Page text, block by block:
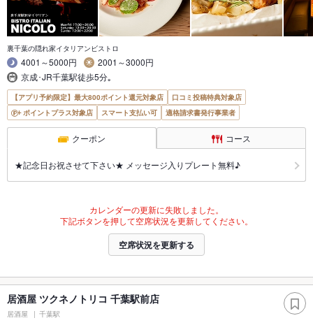
裏千葉の隠れ家イタリアンビストロ
4001～5000円
2001～3000円
京成･JR千葉駅徒歩5分｡
【アプリ予約限定】最大800ポイント還元対象店
口コミ投稿特典対象店
ポイントプラス対象店
スマート支払い可 適格請求書発行事業者
クーポン コース
★記念日お祝させて下さい★ メッセージ入りプレート無料♪
カレンダーの更新に失敗しました。
下記ボタンを押して空席状況を更新してください。
空席状況を更新する
居酒屋 ツクネノトリコ 千葉駅前店
居酒屋 千葉駅